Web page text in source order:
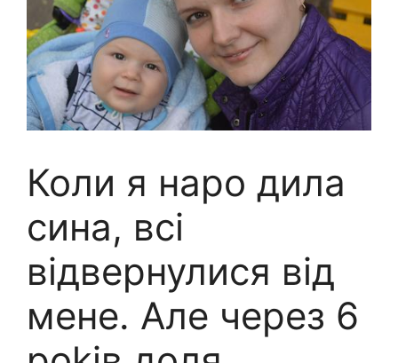
Коли я наро дила
сина, всі
відвернулися від
мене. Але через 6